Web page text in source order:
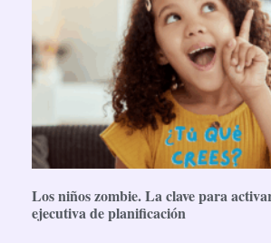
Los niños zombie. La clave para
ejecutiva de planificación